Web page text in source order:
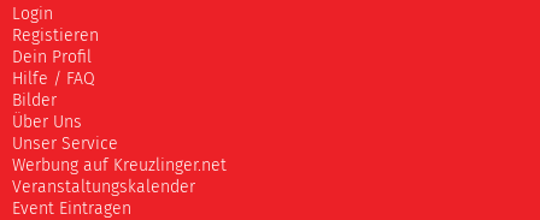
Login
Registieren
Dein Profil
Hilfe / FAQ
Bilder
Über Uns
Unser Service
Werbung auf Kreuzlinger.net
Veranstaltungskalender
Event Eintragen